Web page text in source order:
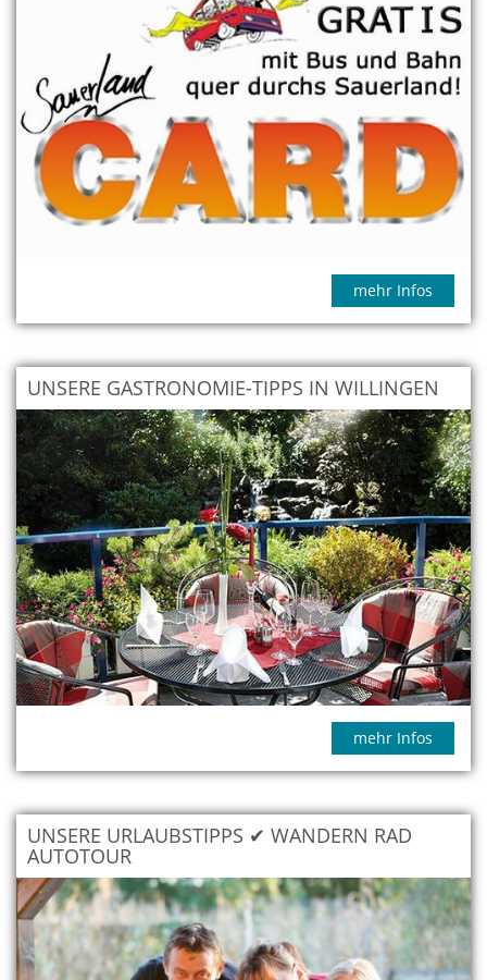
mehr Infos
UNSERE GASTRONOMIE-TIPPS IN WILLINGEN
mehr Infos
UNSERE URLAUBSTIPPS ✔ WANDERN RAD
AUTOTOUR